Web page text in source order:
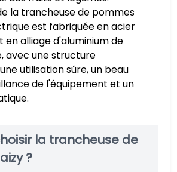
la trancheuse de pommes
est fabriquée en acier
en alliage d'aluminium de
avec une structure
utilisation sûre, un beau
de l'équipement et un
la trancheuse de
?